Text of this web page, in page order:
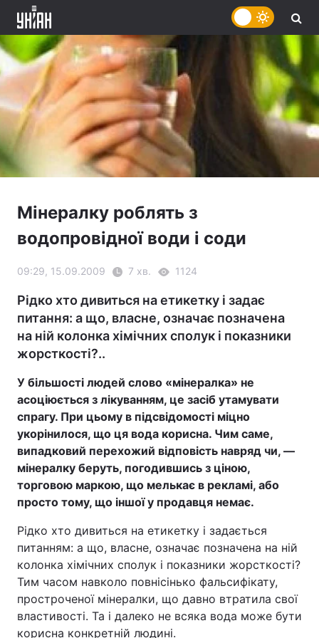
Мінералку роблять з
водопровідної води і соди
09:29, 15.09.2009 7 хв. 1124
Рідко хто дивиться на етикетку і задає
питання: а що, власне, означає позначена
на ній колонка хімічних сполук і показники
жорсткості?..
У більшості людей слово «мінералка» не
асоціюється з лікуванням, це засіб утамувати
спрагу. При цьому в підсвідомості міцно
укорінилося, що ця вода корисна. Чим саме,
випадковий перехожий відповість навряд чи, —
мінералку беруть, погодившись з ціною,
торговою маркою, що мелькає в рекламі, або
просто тому, що іншої у продавця немає.
Рідко хто дивиться на етикетку і задається
питанням: а що, власне, означає позначена на ній
колонка хімічних сполук і показники жорсткості?
Тим часом навколо повнісінько фальсифікату,
простроченої мінералки, що давно втратила свої
властивості. Та і далеко не всяка вода може бути
корисна конкретній людині.